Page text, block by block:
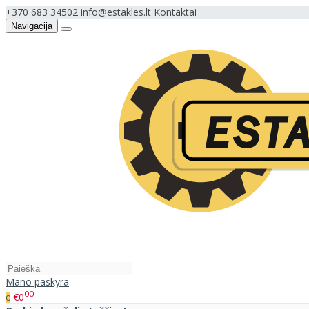
+370 683 34502 info@estakles.lt Kontaktai
Navigacija
Mano paskyra
0 €000